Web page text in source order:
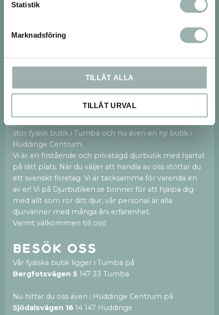
Statistik
Marknadsföring
TILLÅT ALLA
TILLÅT URVAL
stor fysisk butik i Tumba och nu även en ny butik i
Huddinge Centrum.
Vi är en fristående och privatägd djurbutik med hjärtat
på rätt plats. När du väljer att handla av oss stöttar du
ett svenskt företag. Vi är tacksamma för varenda en
av er! Vi på Djurbutiken.se brinner för att hjälpa dig
med allt som rör ditt djur, vår personal är alla
djurvänner med många års erfarenhet.
Varmt välkommen till oss!
Besök oss
Vår fysiska butik ligger i Tumba på
Bergfotsvägen 5 147 33 Tumba
Nu hittar du oss även i Huddinge Centrum på
Sjödalsvägen 16 14 147 Huddinge